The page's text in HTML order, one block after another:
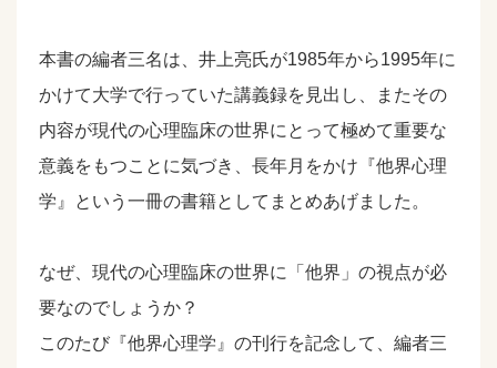
本書の編者三名は、井上亮氏が1985年から1995年に
かけて大学で行っていた講義録を見出し、またその
内容が現代の心理臨床の世界にとって極めて重要な
意義をもつことに気づき、長年月をかけ『他界心理
学』という一冊の書籍としてまとめあげました。
なぜ、現代の心理臨床の世界に「他界」の視点が必
要なのでしょうか？
このたび『他界心理学』の刊行を記念して、編者三